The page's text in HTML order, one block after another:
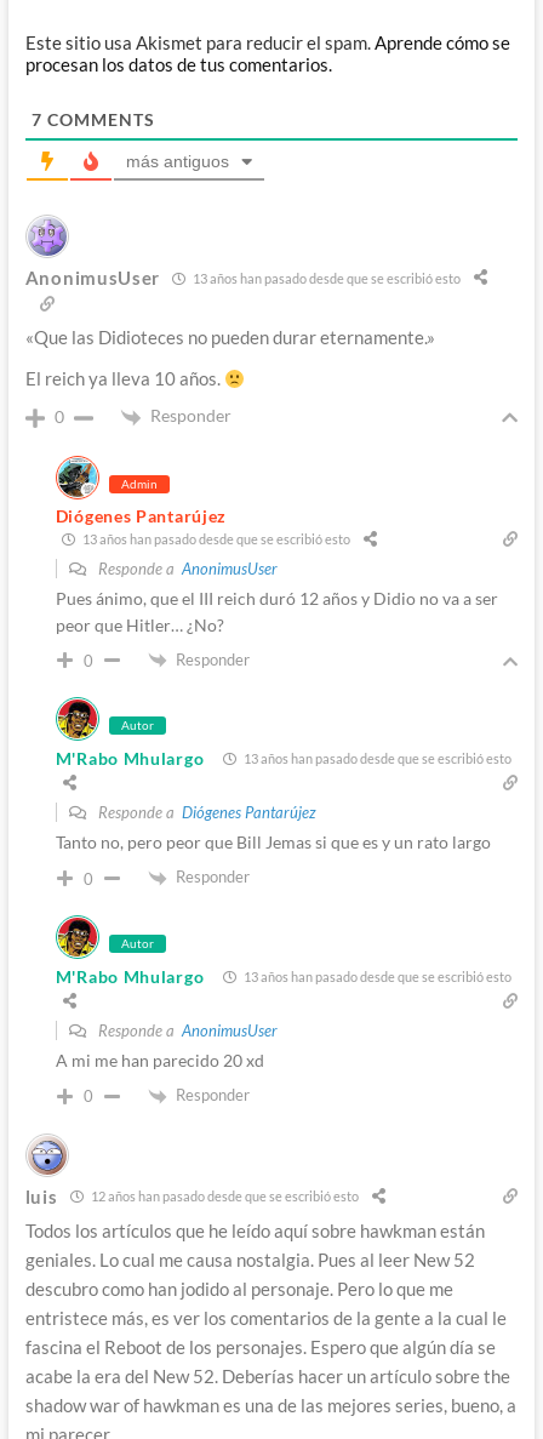
Este sitio usa Akismet para reducir el spam.Aprende cómo se
procesan los datos de tus comentarios.
7 COMMENTS
más antiguos
AnonimusUser 13 años han pasado desde que se escribió esto
«Que las Didioteces no pueden durar eternamente.»
El reich ya lleva 10 años.
0 Responder
Admin
Diógenes Pantarújez
13 años han pasado desde que se escribió esto
Responde a AnonimusUser
Pues ánimo, que el III reich duró 12 años y Didio no va a ser
peor que Hitler… ¿No?
0 Responder
Autor
M'Rabo Mhulargo 13 años han pasado desde que se escribió esto
Responde a Diógenes Pantarújez
Tanto no, pero peor que Bill Jemas si que es y un rato largo
0 Responder
Autor
M'Rabo Mhulargo 13 años han pasado desde que se escribió esto
Responde a AnonimusUser
A mi me han parecido 20 xd
0 Responder
luis 12 años han pasado desde que se escribió esto
Todos los artículos que he leído aquí sobre hawkman están
geniales. Lo cual me causa nostalgia. Pues al leer New 52
descubro como han jodido al personaje. Pero lo que me
entristece más, es ver los comentarios de la gente a la cual le
fascina el Reboot de los personajes. Espero que algún día se
acabe la era del New 52. Deberías hacer un artículo sobre the
shadow war of hawkman es una de las mejores series, bueno, a
mi parecer.